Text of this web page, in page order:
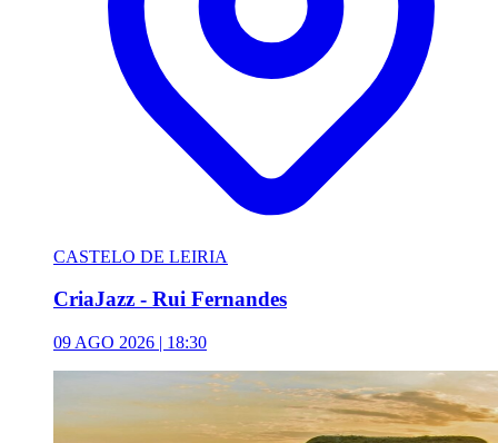
CASTELO DE LEIRIA
CriaJazz - Rui Fernandes
09 AGO 2026 | 18:30